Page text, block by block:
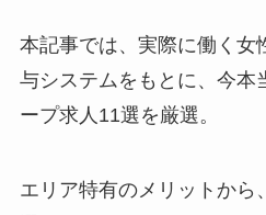
本記事では、実際に働く女
与システムをもとに、今本
ープ求人11選を厳選。
エリア特有のメリットから